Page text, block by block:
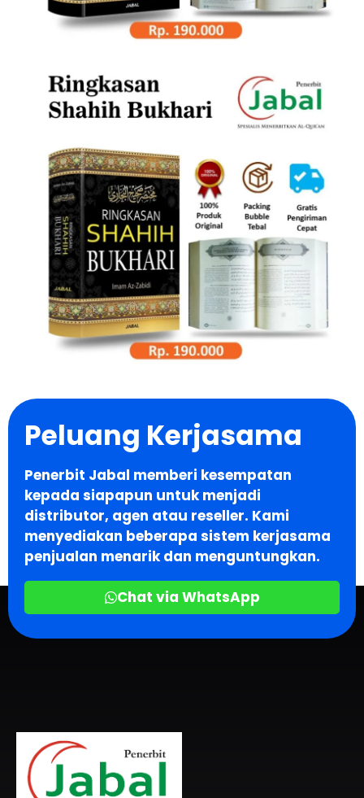
Peluang Kerjasama
Penerbit Jabal memberi kesempatan
kepada siapapun untuk menjadi
distributor, agen atau reseller. Kami
menyediakan beberapa sistem kerjasama
penjualan menarik dan menguntungkan.
Chat via WhatsApp